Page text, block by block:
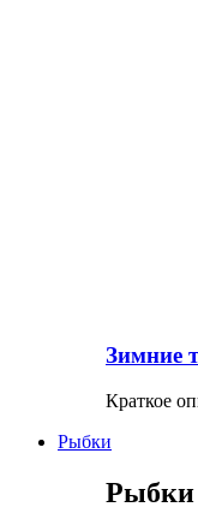
Зимние
Краткое
Рыбки
Рыбки